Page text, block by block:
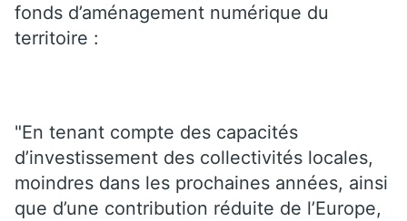
fonds d’aménagement numérique du
territoire :
"En tenant compte des capacités
d’investissement des collectivités locales,
moindres dans les prochaines années, ainsi
que d’une contribution réduite de l’Europe,